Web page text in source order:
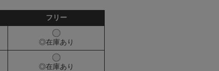
フリー
◎在庫あり
◎在庫あり